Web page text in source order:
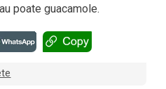
poate guacamole.